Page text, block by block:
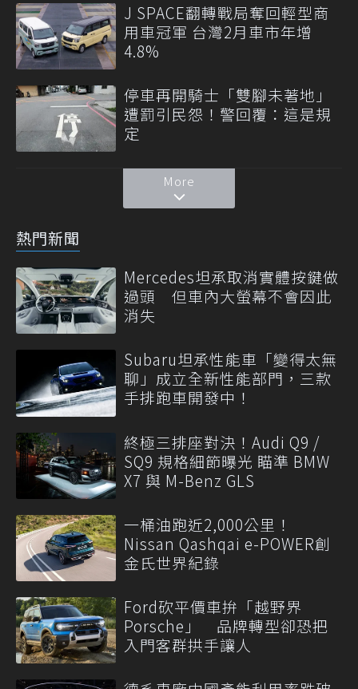
J SPACE翻轉戰局奪回輕型商
用車冠軍 台灣2月車市年增
4.8%
停車再開騎士「雙腳未著地」
遭罰引民怨！警回覆：這是規
定
More
熱門新聞
Mercedes坦承取消實體按鍵做
過頭 但車內大螢幕不會因此
消失
Subaru坦承性能車「變得太無
聊」成立全新性能部門，三款
手排跑車開發中！
終極三排座對決！Audi Q9 /
SQ9 規格細節曝光 瞄準 BMW
X7 與 M-Benz GLS
一桶油跑近2,000公里！
Nissan Qashqai e-POWER創
金氏世界紀錄
Ford砍平價車拚「越野界
Porsche」 品牌轉型卻恐把
入門客群拱手讓人